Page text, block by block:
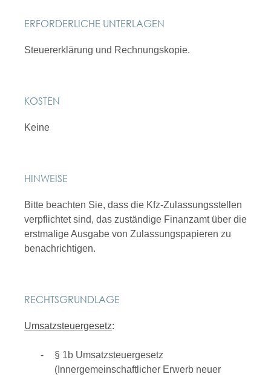
ERFORDERLICHE UNTERLAGEN
Steuererklärung und Rechnungskopie.
KOSTEN
Keine
HINWEISE
Bitte beachten Sie, dass die Kfz-Zulassungsstellen
verpflichtet sind, das zuständige Finanzamt über die
erstmalige Ausgabe von Zulassungspapieren zu
benachrichtigen.
RECHTSGRUNDLAGE
Umsatzsteuergesetz:
§ 1b Umsatzsteuergesetz
(Innergemeinschaftlicher Erwerb neuer